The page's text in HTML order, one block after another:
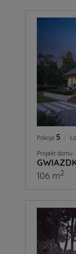
Pokoje 5
Projekt domu
106 m2